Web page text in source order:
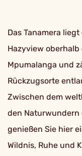
Das Tanamera
Hazyview oberhalb
Mpumalanga und
Rückzugsorte
Zwischen dem
den Naturwundern
genießen Sie hier
Wildnis, Ruhe und